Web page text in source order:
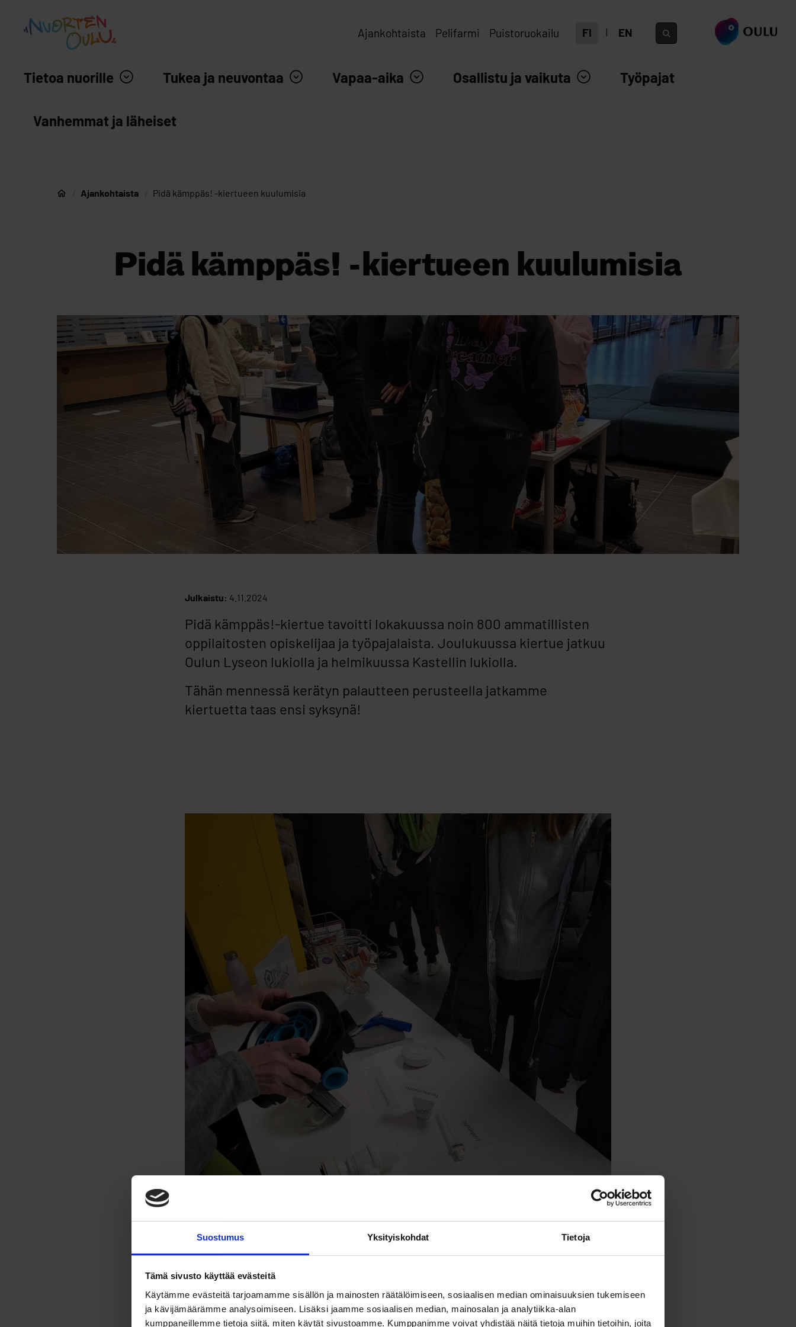
Suostumus Yksityiskohdat Tietoja
Tämä sivusto käyttää evästeitä
Käytämme evästeitä tarjoamamme sisällön ja mainosten räätälöimiseen, sosiaalisen median ominaisuuksien tukemiseen
ja kävijämäärämme analysoimiseen. Lisäksi jaamme sosiaalisen median, mainosalan ja analytiikka-alan
kumppaneillemme tietoja siitä, miten käytät sivustoamme. Kumppanimme voivat yhdistää näitä tietoja muihin tietoihin, joita
Nuortenoulu.fi etusivu
Ajankohtaista Pelifarmi Puistoruokailu FI EN
siirry ouka.fi
Tietoa nuorille Tukea ja neuvontaa Vapaa-aika Osallistu ja vaikuta Työpajat
Vanhemmat ja läheiset
Nuorten Oulu
Ajankohtaista Pidä kämppäs! -kiertueen kuulumisia
Pidä kämppäs! -kiertueen kuulumisia
Julkaistu: 4.11.2024
Pidä kämppäs!-kiertue tavoitti lokakuussa noin 800 ammatillisten
oppilaitosten opiskelijaa ja työpajalaista. Joulukuussa kiertue jatkuu
Oulun Lyseon lukiolla ja helmikuussa Kastellin lukiolla.
Tähän mennessä kerätyn palautteen perusteella jatkamme
kiertuetta taas ensi syksynä!